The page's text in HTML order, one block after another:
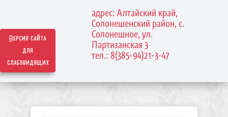
Версия сайта
для
слабовидящих
адрес: Алтайский край,
Солонешенский район, с.
Солонешное, ул.
Партизанская 3
тел.: 8(385-94)21-3-47